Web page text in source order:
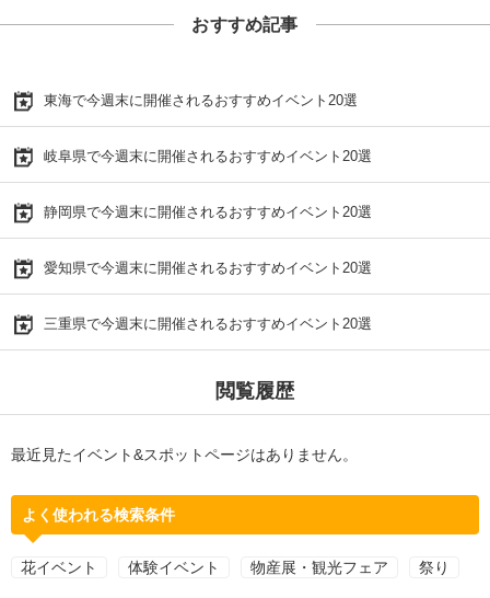
おすすめ記事
東海で今週末に開催されるおすすめイベント20選
岐阜県で今週末に開催されるおすすめイベント20選
静岡県で今週末に開催されるおすすめイベント20選
愛知県で今週末に開催されるおすすめイベント20選
三重県で今週末に開催されるおすすめイベント20選
閲覧履歴
最近見たイベント&スポットページはありません。
よく使われる検索条件
花イベント 体験イベント 物産展・観光フェア 祭り